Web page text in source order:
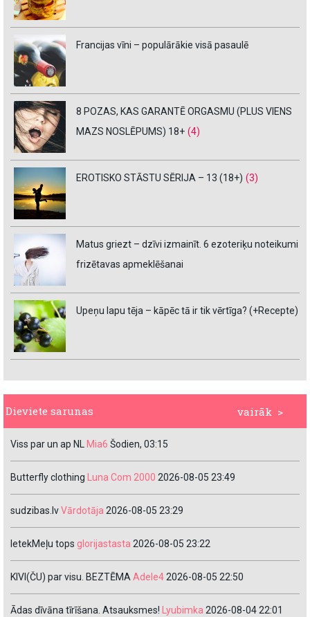
Francijas vīni – populārākie visā pasaulē
8 POZAS, KAS GARANTĒ ORGASMU (PLUS VIENS
MAZS NOSLĒPUMS) 18+ (4)
EROTISKO STĀSTU SĒRIJA – 13 (18+) (3)
Matus griezt – dzīvi izmainīt. 6 ezoteriķu noteikumi
frizētavas apmeklēšanai
Upeņu lapu tēja – kāpēc tā ir tik vērtīga? (+Recepte)
vairāk >
Dieviete sarunas
Viss par un ap NL Mia6 Šodien, 03:15
Butterfly clothing Luna Com 2000 2026-08-05 23:49
sudzibas.lvVārdotāja 2026-08-05 23:29
IetekMeļu tops glorijastasta 2026-08-05 23:22
KIVI(ČU) par visu. BEZTĒMAAdele42026-08-05 22:50
Ādas dīvāna tīrīšana. Atsauksmes! Lyubimka 2026-08-04 22:01